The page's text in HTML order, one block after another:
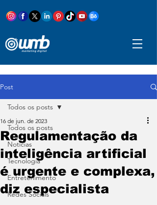
Post
Todos os posts
Notícias
Tecnologia
Entretenimento
Redes Sociais
Todos os posts
Regulamentação da
inteligência artificial
é urgente e complexa,
diz especialista
16 de jun. de 2023